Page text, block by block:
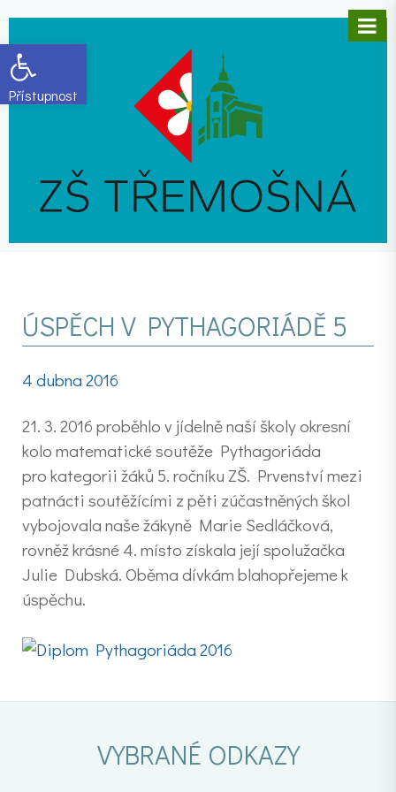
Open toolbar
ÚSPĚCH V PYTHAGORIÁDĚ 5
4 dubna 2016
21. 3. 2016 proběhlo v jídelně naší školy okresní
kolo matematické soutěže Pythagoriáda
pro kategorii žáků 5. ročníku ZŠ. Prvenství mezi
patnácti soutěžícími z pěti zúčastněných škol
vybojovala naše žákyně Marie Sedláčková,
rovněž krásné 4. místo získala její spolužačka
Julie Dubská. Oběma dívkám blahopřejeme k
úspěchu.
VYBRANÉ ODKAZY